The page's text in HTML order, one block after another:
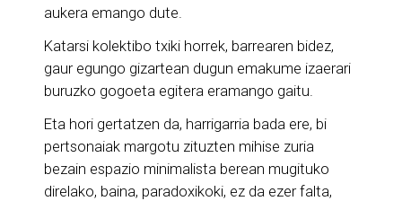
aukera emango dute.
Katarsi kolektibo txiki horrek, barrearen bidez,
gaur egungo gizartean dugun emakume izaerari
buruzko gogoeta egitera eramango gaitu.
Eta hori gertatzen da, harrigarria bada ere, bi
pertsonaiak margotu zituzten mihise zuria
bezain espazio minimalista berean mugituko
direlako, baina, paradoxikoki, ez da ezer falta,